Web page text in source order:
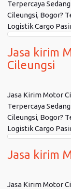
Terpercaya
Cileungsi, Bogor?
Logistik Cargo
Jasa kirim
Cileungsi
Jasa Kirim Motor
Terpercaya
Cileungsi, Bogor?
Logistik Cargo
Jasa kirim
Jasa Kirim Motor